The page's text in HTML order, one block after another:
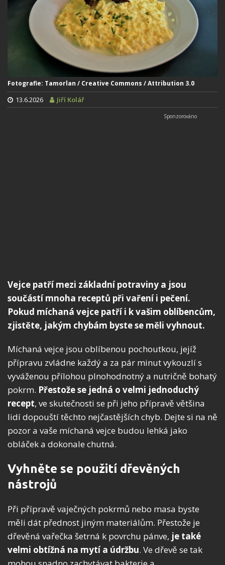
Fotografie: Tamorlan / Creative Commons / Attribution 3.0
13.6.2026 Jiří Kolář
Vejce patří mezi základní potraviny a jsou
součástí mnoha receptů při vaření i pečení.
Pokud míchaná vejce patří i k vašim oblíbencům,
zjistěte, jakým chybám byste se měli vyhnout.
Míchaná vejce jsou oblíbenou pochoutkou, jejíž
přípravu zvládne každý a za pár minut vykouzlí s
vyváženou přílohou plnohodnotný a nutričně bohatý
pokrm. Přestože se jedná o velmi jednoduchý
recept, ve skutečnosti se při jeho přípravě většina
lidí dopouští těchto nejčastějších chyb. Dejte si na ně
pozor a vaše míchaná vejce budou lehká jako
obláček a dokonale chutná.
Vyhněte se použití dřevěných
nástrojů
Při přípravě vaječných pokrmů nebo masa byste
měli dát přednost jiným materiálům. Přestože je
dřevěná vařečka šetrná k povrchu pánve, je také
velmi obtížná na mytí a údržbu. Ve dřevě se tak